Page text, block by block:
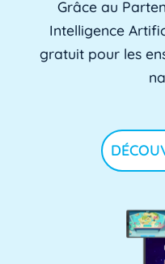
Grâce au
Intelligence
gratuit pour les